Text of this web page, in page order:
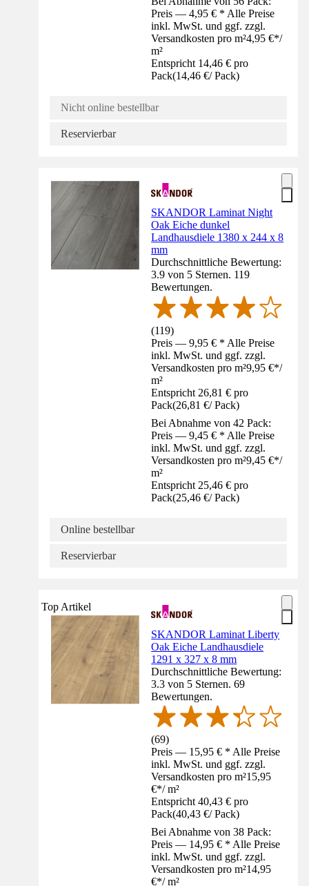
Preis — 4,95 € * Alle Preise
inkl. MwSt. und ggf. zzgl.
Versandkosten pro m²4,95 €*/
m²
Entspricht 14,46 € pro
Pack(14,46 €/ Pack)
Nicht online bestellbar
Reservierbar
SKANDOR Laminat Night
Oak Eiche dunkel
Landhausdiele 1380 x 244 x 8
mm
Durchschnittliche Bewertung:
3.9 von 5 Sternen. 119
Bewertungen.
(119)
Preis — 9,95 € * Alle Preise
inkl. MwSt. und ggf. zzgl.
Versandkosten pro m²9,95 €*/
m²
Entspricht 26,81 € pro
Pack(26,81 €/ Pack)
Bei Abnahme von 42 Pack:
Preis — 9,45 € * Alle Preise
inkl. MwSt. und ggf. zzgl.
Versandkosten pro m²9,45 €*/
m²
Entspricht 25,46 € pro
Pack(25,46 €/ Pack)
Online bestellbar
Reservierbar
Top Artikel
SKANDOR Laminat Liberty
Oak Eiche Landhausdiele
1291 x 327 x 8 mm
Durchschnittliche Bewertung:
3.3 von 5 Sternen. 69
Bewertungen.
(69)
Preis — 15,95 € * Alle Preise
inkl. MwSt. und ggf. zzgl.
Versandkosten pro m²15,95
€*/ m²
Entspricht 40,43 € pro
Pack(40,43 €/ Pack)
Bei Abnahme von 38 Pack:
Preis — 14,95 € * Alle Preise
inkl. MwSt. und ggf. zzgl.
Versandkosten pro m²14,95
€*/ m²